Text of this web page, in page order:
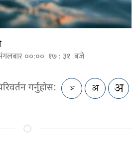
००:०० १७ : ३१ बजे
गर्नुहोस: